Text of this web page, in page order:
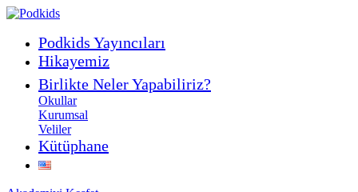
Podkids Yayıncıları
Hikayemiz
Birlikte Neler Yapabiliriz?
Okullar
Kurumsal
Veliler
Kütüphane